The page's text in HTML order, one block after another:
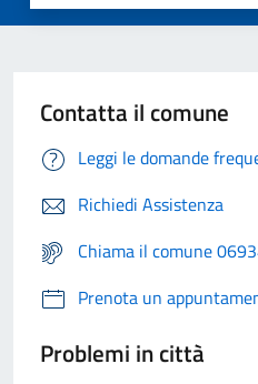
Contatta il comune
Leggi le domande
Richiedi Assistenza
Chiama il comune
Prenota un
Problemi in città